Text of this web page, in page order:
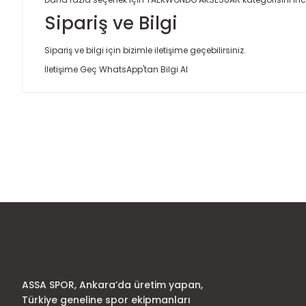
Sipariş ve Bilgi
Sipariş ve bilgi için bizimle iletişime geçebilirsiniz.
İletişime Geç WhatsApp'tan Bilgi Al
Ürün bilgilerinde hatalar bulunuyor.
ASSA SPOR, Ankara’da üretim yapan,
Türkiye geneline spor ekipmanları